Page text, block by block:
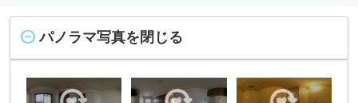
パノラマ写真を閉じる